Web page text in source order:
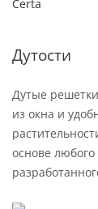
Certa
Дутости
Дутые
из окна и
основе любого